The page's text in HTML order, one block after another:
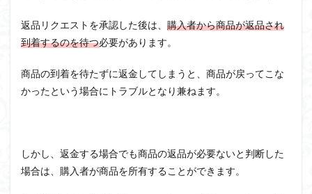
返品リクエストを承認した後は、 購入者から商品が返品され
到着するのを待つ必要があります。
商品の到着を待たずに返金してしまうと、商品が戻ってこな
かったという場合にトラブルとなり兼ねます。
しかし、返金する場合でも商品の返品が必要ないと判断した
場合は、購入者が商品を所有することができます。